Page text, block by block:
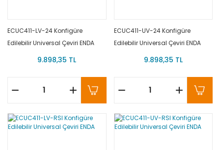
ECUC411-LV-24 Konfigüre
Edilebilir Universal Çeviri ENDA
9.898,35 TL
ECUC411-UV-24 Konfigüre
Edilebilir Universal Çeviri ENDA
9.898,35 TL